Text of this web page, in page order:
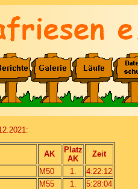
AK
Platz
AK
Zeit
M50 1.
4:22:12
M55 1.
5:28:04